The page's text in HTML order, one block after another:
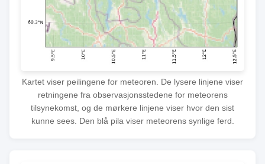
Kartet viser peilingene for meteoren. De lysere linjene viser
retningene fra observasjonsstedene for meteorens
tilsynekomst, og de mørkere linjene viser hvor den sist
kunne sees. Den blå pila viser meteorens synlige ferd.